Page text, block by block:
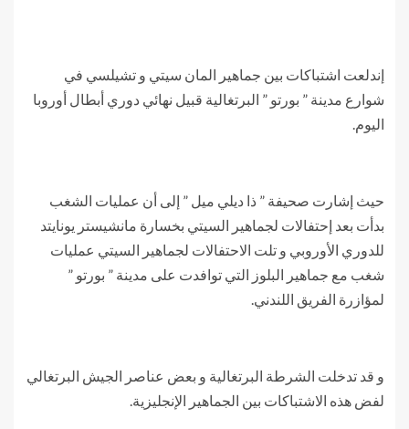
إندلعت اشتباكات بين جماهير المان سيتي و تشيلسي في
شوارع مدينة ” بورتو ” البرتغالية قبيل نهائي دوري أبطال أوروبا
اليوم.
حيث إشارت صحيفة ” ذا ديلي ميل ” إلى أن عمليات الشغب
بدأت بعد إحتفالات لجماهير السيتي بخسارة مانشيستر يونايتد
للدوري الأوروبي و تلت الاحتفالات لجماهير السيتي عمليات
شغب مع جماهير البلوز التي توافدت على مدينة ” بورتو ”
لمؤازرة الفريق اللندني.
و قد تدخلت الشرطة البرتغالية و بعض عناصر الجيش البرتغالي
لفض هذه الاشتباكات بين الجماهير الإنجليزية.